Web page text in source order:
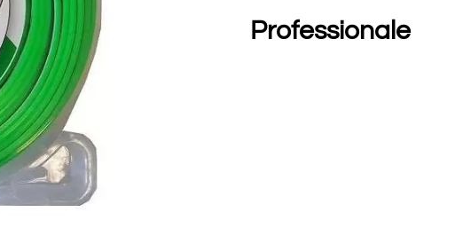
Professionale